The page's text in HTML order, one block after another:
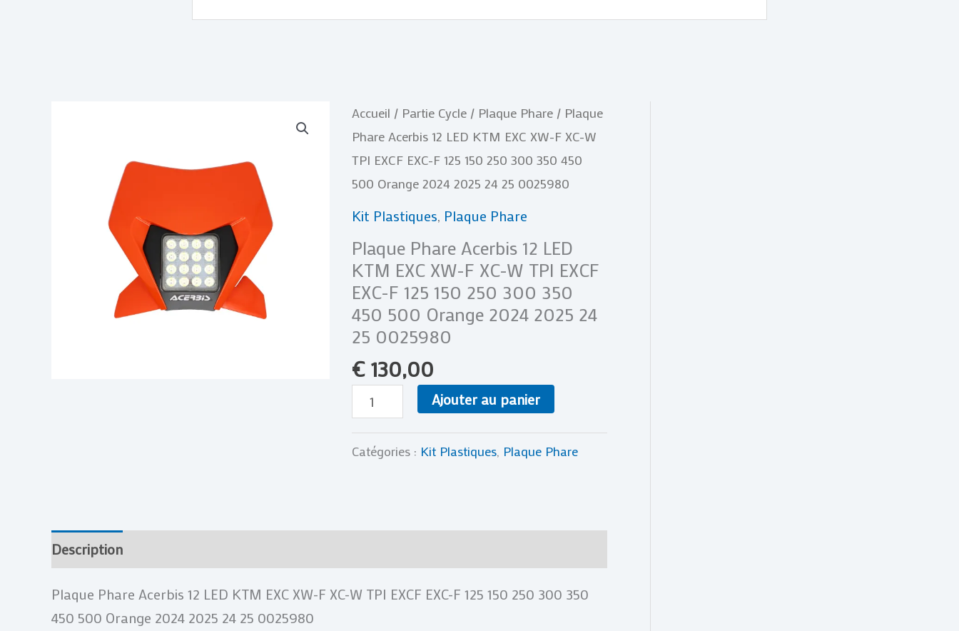
Accueil / Partie Cycle/ Plaque Phare/ Plaque
Phare Acerbis 12 LED KTM EXC XW-F XC-W
TPI EXCF EXC-F 125 150 250 300 350 450
500 Orange 2024 2025 24 25 0025980
Kit Plastiques, Plaque Phare
Plaque Phare Acerbis 12 LED
KTM EXC XW-F XC-W TPI EXCF
EXC-F 125 150 250 300 350
450 500 Orange 2024 2025 24
25 0025980
€130,00
quantité
de
Plaque
Phare
LED
KTM
EXC
XW-
F
XC-
TPI
EXCF
150
Ajouter au panier
Catégories : Kit Plastiques, Plaque Phare
Description
Plaque Phare Acerbis 12 LED KTM EXC XW-F XC-W TPI EXCF EXC-F 125 150 250 300 350
450 500 Orange 2024 2025 24 25 0025980